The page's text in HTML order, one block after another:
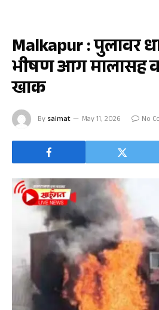
Malkapur : पुलावर
भीषण आग मालासह
खाक
By saimat May 11, 2026 No